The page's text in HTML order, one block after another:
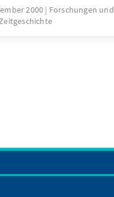
2000
Forschungen und